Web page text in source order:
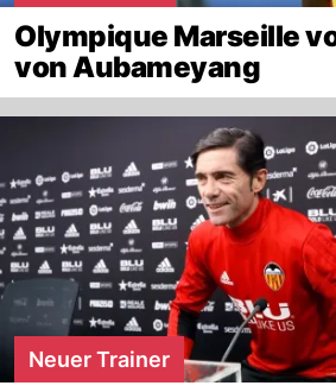
Olympique Marseille
von Aubameyang
Neuer Trainer